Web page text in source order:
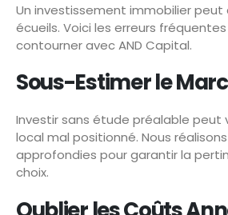
Un investissement immobilier
écueils. Voici les erreurs
contourner avec AND Capital.
Sous-Estimer le
Investir sans étude préalable peut
local mal positionné. Nous
approfondies pour garantir la
choix.